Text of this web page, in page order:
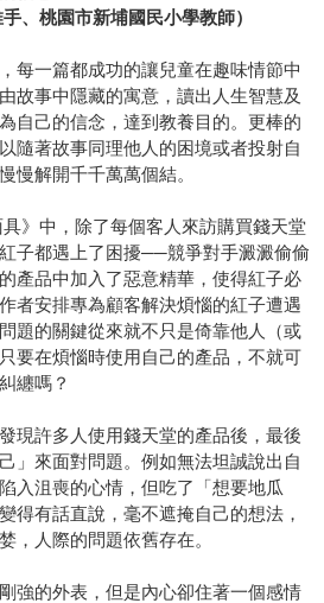
、桃園市新埔國民小學教師）
每一篇都成功的讓兒童在趣味情節中
故事中隱藏的寓意，讀出人生智慧及
自己的信念，達到教養目的。更棒的
隨著故事同理他人的困境或者投射自
慢解開千千萬萬個結。
》中，除了每個客人來訪購買錢天堂
子都遇上了困擾──競爭對手澱澱偷偷
產品中加入了惡意精華，使得紅子必
者安排專為顧客解決煩惱的紅子遭遇
題的關鍵從來就不只是倚靠他人（或
要在煩惱時使用自己的產品，不就可
纏嗎？
現許多人使用錢天堂的產品後，最後
」來面對問題。例如無法坦誠說出自
入沮喪的心情，但吃了「想要地瓜
得有話直說，毫不遮掩自己的想法，
，人際的問題依舊存在。
強的外表，但是內心卻住著一個感情